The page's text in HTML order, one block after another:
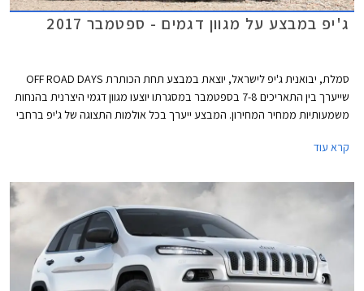
ג'יפ במבצע על מגוון דגמים - ספטמבר 2017
סמלת, יבואנית ג'יפ לישראל, יוצאת במבצע תחת הכותרת OFF ROAD DAYS
שייערך בין התאריכים 7-8 בספטמבר במסגרתו יוצעו מגוון דגמי היצרנית בהנחות
משמעותיות ממחיר המחירון. המבצע ייערך בכל אולמות התצוגה של ג'יפ ברחבי
קרא עוד